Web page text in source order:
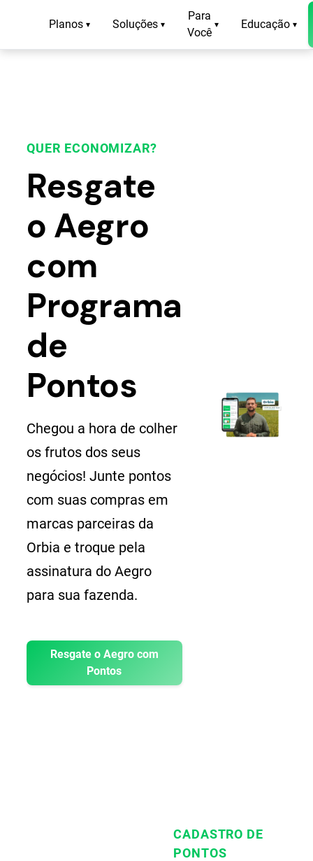
Planos ▾ Soluções ▾
Para
Você
▾ Educação ▾
QUER ECONOMIZAR?
Resgate
o Aegro
com
Programa
de
Pontos
Chegou a hora de colher
os frutos dos seus
negócios! Junte pontos
com suas compras em
marcas parceiras da
Orbia e troque pela
assinatura do Aegro
para sua fazenda.
Resgate o Aegro com
Pontos
CADASTRO DE
PONTOS